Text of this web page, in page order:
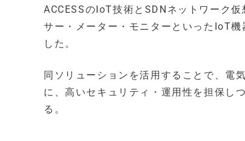
ACCESSのIoT技術とSDNネットワーク
サー・メーター・モニターといったIoT
した。
同ソリューションを活用することで、電
に、高いセキュリティ・運用性を担保し
る。